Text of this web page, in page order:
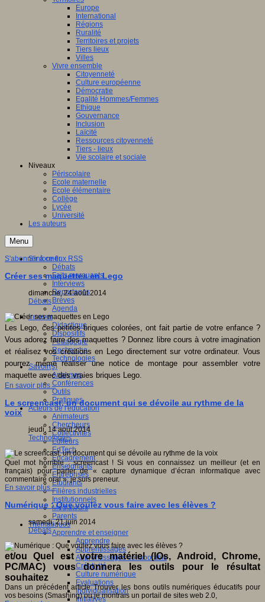
Europe
International
Régions
Ruralité
Territoires et projets
Tiers lieux
Villes
Vivre ensemble
Citoyenneté
Culture européenne
Démocratie
Egalité Hommes/Femmes
Ethique
Gouvernance
Inclusion
Laïcité
Ressources citoyenneté
Tiers - lieux
Vie scolaire et sociale
Niveaux
Périscolaire
Ecole maternelle
Ecole élémentaire
Collège
Lycée
Université
Les auteurs
Menu
S'informer
Débats
Faits marquants
Interviews
Reportages
Brèves
Agenda
Innover
Didactique
Dispositifs
Pédagogie
Recherche
Technologies
Savoir(s)
Analyses
Conférences
Outils
Pratiques
Acteurs de l'éducation
Animateurs
Chercheurs
Collectivités
Editeurs
EdTech
Encadrement
Enseignants
Entreprises
Etudiants
Filières industrielles
Institutionnels
Médiateurs
Parents
Thématiques
Apprendre et enseigner
Apprendre
Apprentissages
Apprentissages collaboratifs
Créativité
Culture numérique
Evaluations
Individualisation
Initiatives
S'abonner à ce flux RSS
Créer ses maquettes en Lego
dimanche, 24 août 2014
Débats
Les Lego, ces petites briques colorées, ont fait partie de votre enfance ?
Vous adorez faire des maquettes ? Donnez libre cours à votre imagination
et réalisez vos créations en Lego directement sur votre ordinateur. Vous
pourrez même réaliser une notice de montage pour assembler votre
maquette avec des vraies briques Lego.
En savoir plus...
Le screencast, un document qui se dévoile au rythme de la
voix
jeudi, 14 août 2014
Technologies
Quel mot horrible : screencast ! Si vous en connaissez un meilleur (et en
français) pour parler de « capture dynamique d’écran informatique avec
commentaire oral », je suis preneur.
En savoir plus...
Numérique : Que voulez vous faire avec les élèves ?
samedi, 21 juin 2014
Débats
et/ou Quel est votre matériel (IOs, Android, Chrome,
PC/MAC) vous donnera les outils pour le résultat
souhaitez
Dans un précédent article Trouver les bons outils numériques éducatifs pour
vos besoins (Smashing) ou je montrais un portail de sites web 2.0,